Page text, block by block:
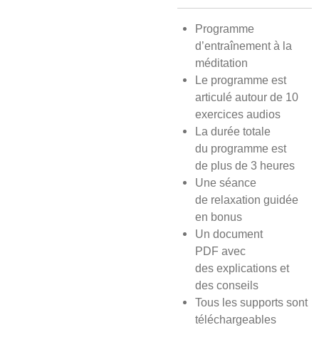
Programme
d’entraînement à la
méditation
Le programme est
articulé autour de 10
exercices audios
La durée totale
du programme est
de plus de 3 heures
Une séance
de relaxation guidée
en bonus
Un document
PDF avec
des explications et
des conseils
Tous les supports sont
téléchargeables